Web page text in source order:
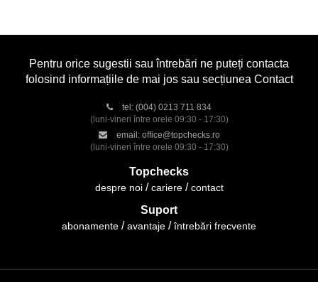
Pentru orice sugestii sau întrebări ne puteți contacta
folosind informațiile de mai jos sau secțiunea Contact
tel: (004) 0213 711 834
(luni-vineri între orele 09:30 - 17:30)
email: office@topchecks.ro
(luni-vineri între orele 09:30 - 17:30)
Topchecks
despre noi cariere contact
Suport
abonamente avantaje întrebări frecvente